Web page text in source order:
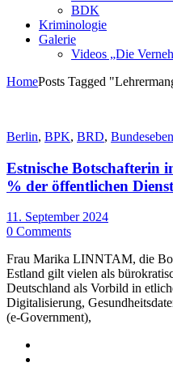
BDK
Kriminologie
Galerie
Videos „Die
HomePosts Tagged
Berlin, BPK, BRD,
Estnische Botschafterin
% der öffentlichen
11. September 2024
0 Comments
Frau Marika LINNTAM, die
Estland gilt vielen als
Deutschland als Vorbild in
Digitalisierung,
(e-Government),